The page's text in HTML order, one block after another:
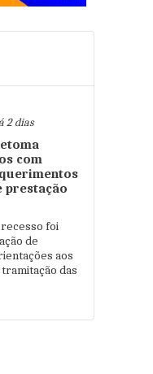
2 dias
com
prestação
foi
de
aos
das